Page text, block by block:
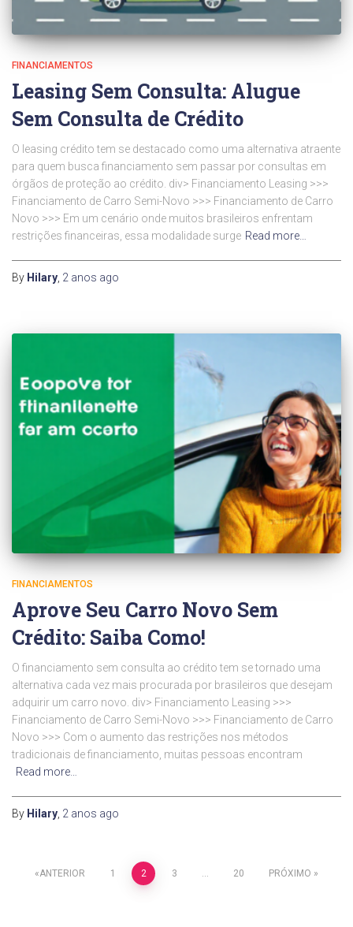
FINANCIAMENTOS
Leasing Sem Consulta: Alugue
Sem Consulta de Crédito
O leasing crédito tem se destacado como uma alternativa atraente
para quem busca financiamento sem passar por consultas em
órgãos de proteção ao crédito. div> Financiamento Leasing >>>
Financiamento de Carro Semi-Novo >>> Financiamento de Carro
Novo >>> Em um cenário onde muitos brasileiros enfrentam
restrições financeiras, essa modalidade surge Read more…
By Hilary, 2 anos ago
FINANCIAMENTOS
Aprove Seu Carro Novo Sem
Crédito: Saiba Como!
O financiamento sem consulta ao crédito tem se tornado uma
alternativa cada vez mais procurada por brasileiros que desejam
adquirir um carro novo. div> Financiamento Leasing >>>
Financiamento de Carro Semi-Novo >>> Financiamento de Carro
Novo >>> Com o aumento das restrições nos métodos
tradicionais de financiamento, muitas pessoas encontram
Read more…
By Hilary 2 anos ago
Paginação
ANTERIOR 1 2 3 … 20 PRÓXIMO